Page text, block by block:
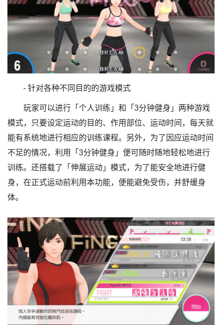
- 针对各种不同目的的游戏模式
玩家可以进行「个人训练」和「3分钟健身」两种游戏
模式，只要设定运动的目的、作用部位、运动时间，每天就
能有系统地进行相应的训练课程。另外，为了因应运动时间
不足的情况，利用「3分钟健身」便可随时随地轻松地进行
训练。还搭载了「伸展运动」模式，为了能安全地进行健
身，在正式运动前利用本功能，便能避免受伤，并舒缓身
体。